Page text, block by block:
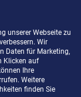
unserer Webseite zu
Wir
Daten für Marketing,
Klicken auf
Ihre
Weitere
finden Sie